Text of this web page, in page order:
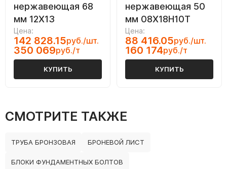
нержавеющая 68
мм 12Х13
Цена:
142 828.15руб./шт.
350 069руб./т
КУПИТЬ
нержавеющая 50
мм 08Х18Н10Т
Цена:
88 416.05руб./шт.
160 174руб./т
КУПИТЬ
СМОТРИТЕ ТАКЖЕ
ТРУБА БРОНЗОВАЯ БРОНЕВОЙ ЛИСТ
БЛОКИ ФУНДАМЕНТНЫХ БОЛТОВ